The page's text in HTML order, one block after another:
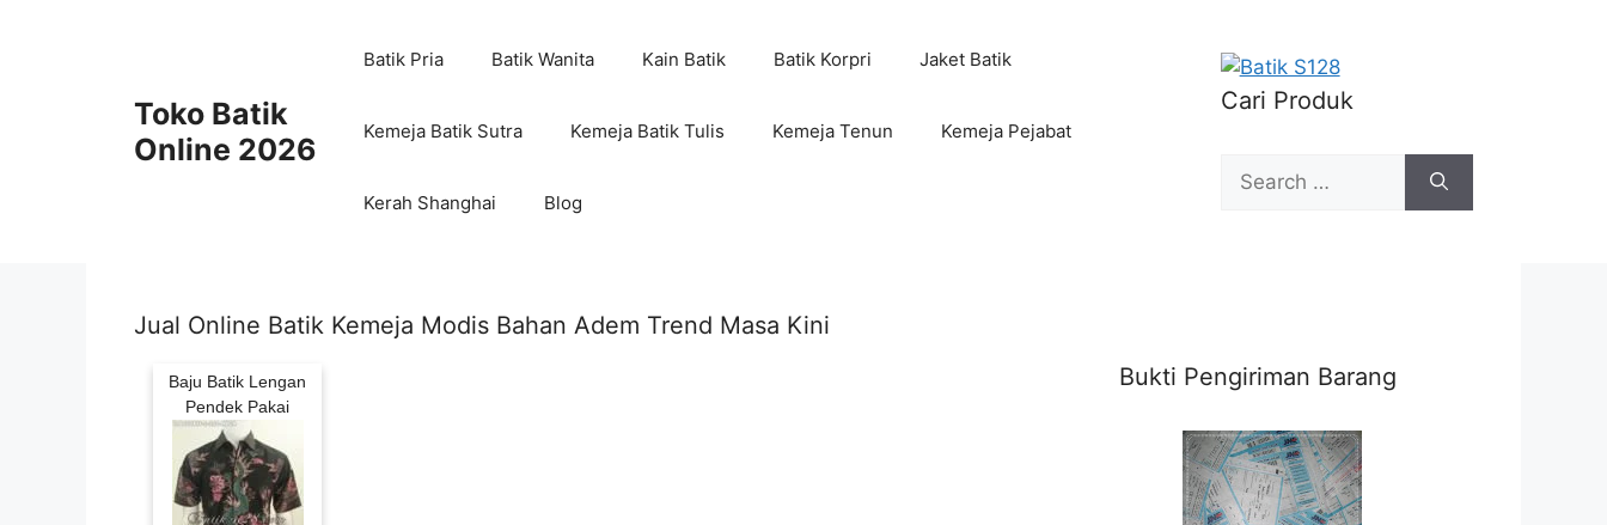
Toko Batik
Online 2026
Batik Pria Batik Wanita Kain Batik Batik Korpri Jaket Batik
Kemeja Batik Sutra Kemeja Batik Tulis Kemeja Tenun Kemeja Pejabat
Kerah Shanghai Blog
Cari Produk
Search
for:
Jual Online Batik Kemeja Modis Bahan Adem Trend Masa Kini
Baju Batik Lengan
Pendek Pakai
Bukti Pengiriman Barang